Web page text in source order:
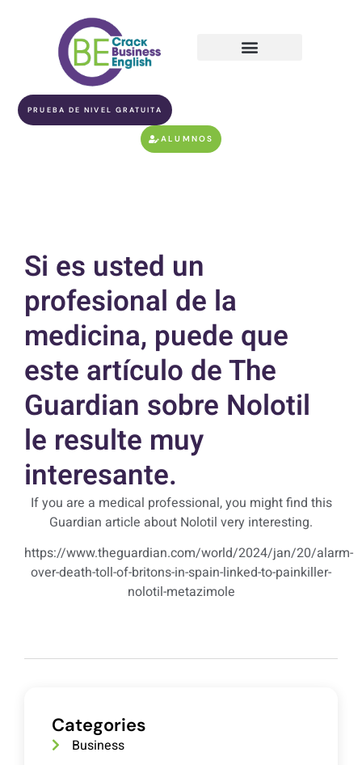
PRUEBA DE NIVEL GRATUITA
ALUMNOS
Si es usted un
profesional de la
medicina, puede que
este artículo de The
Guardian sobre Nolotil
le resulte muy
interesante.
If you are a medical professional, you might find this
Guardian article about Nolotil very interesting.
https://www.theguardian.com/world/2024/jan/20/alarm-
over-death-toll-of-britons-in-spain-linked-to-painkiller-
nolotil-metazimole
Categories
Business